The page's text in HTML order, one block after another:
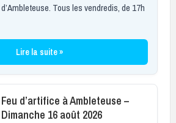
d’Ambleteuse. Tous les vendredis, de 17h
Lire la suite »
Feu d’artifice à Ambleteuse –
Dimanche 16 août 2026